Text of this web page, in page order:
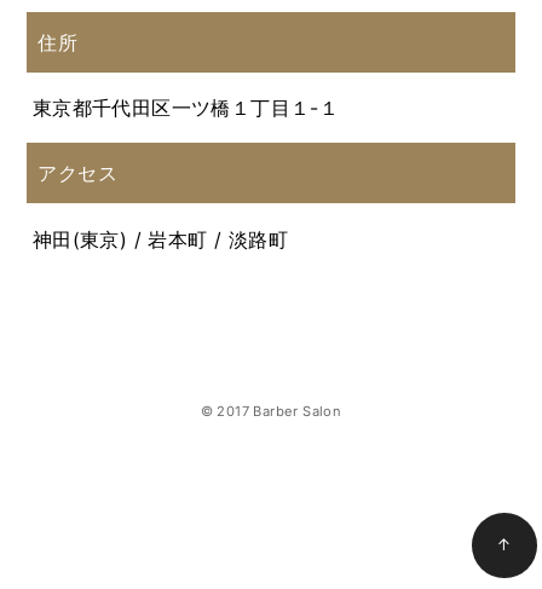
住所
東京都千代田区一ツ橋１丁目１-１
アクセス
神田(東京) / 岩本町 / 淡路町
© 2017 Barber Salon
↑